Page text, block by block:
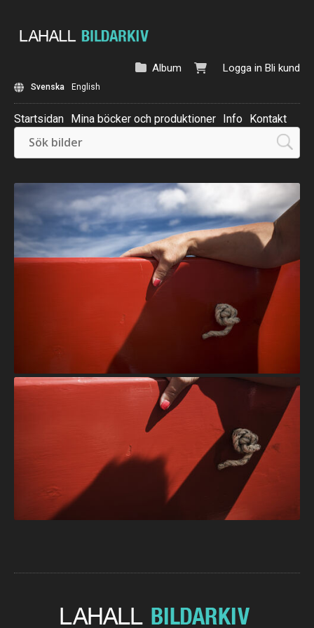
Logga in Bli kund
Album
Svenska English
Startsidan Mina böcker och produktioner Info Kontakt
Beställ: Kalender 2025